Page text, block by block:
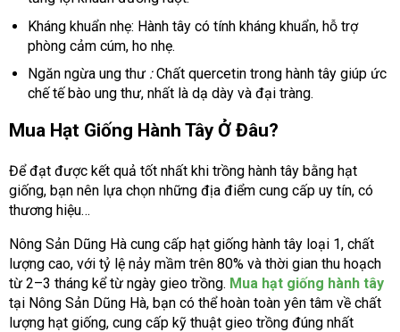
Kháng khuẩn nhẹ: Hành tây có tính kháng khuẩn, hỗ trợ
phòng cảm cúm, ho nhẹ.
Ngăn ngừa ung thư :Chất quercetin trong hành tây giúp ức
chế tế bào ung thư, nhất là dạ dày và đại tràng.
Mua Hạt Giống Hành Tây Ở Đâu?
Để đạt được kết quả tốt nhất khi trồng hành tây bằng hạt
giống, bạn nên lựa chọn những địa điểm cung cấp uy tín, có
thương hiệu…
Nông Sản Dũng Hà cung cấp hạt giống hành tây loại 1, chất
lượng cao, với tỷ lệ nảy mầm trên 80% và thời gian thu hoạch
từ 2–3 tháng kể từ ngày gieo trồng. Mua hạt giống hành tây
tại Nông Sản Dũng Hà, bạn có thể hoàn toàn yên tâm về chất
lượng hạt giống, cung cấp kỹ thuật gieo trồng đúng nhất